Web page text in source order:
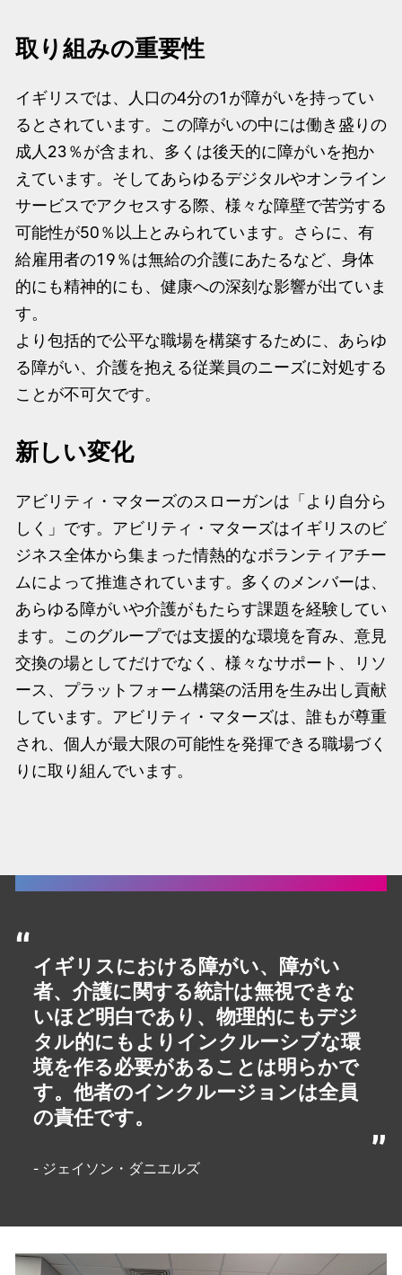
取り組みの重要性
イギリスでは、人口の4分の1が障がいを持ってい
るとされています。この障がいの中には働き盛りの
成人23％が含まれ、多くは後天的に障がいを抱か
えています。そしてあらゆるデジタルやオンライン
サービスでアクセスする際、様々な障壁で苦労する
可能性が50％以上とみられています。さらに、有
給雇用者の19％は無給の介護にあたるなど、身体
的にも精神的にも、健康への深刻な影響が出ていま
す。
より包括的で公平な職場を構築するために、あらゆ
る障がい、介護を抱える従業員のニーズに対処する
ことが不可欠です。
新しい変化
アビリティ・マターズのスローガンは「より自分ら
しく」です。アビリティ・マターズはイギリスのビ
ジネス全体から集まった情熱的なボランティアチー
ムによって推進されています。多くのメンバーは、
あらゆる障がいや介護がもたらす課題を経験してい
ます。このグループでは支援的な環境を育み、意見
交換の場としてだけでなく、様々なサポート、リソ
ース、プラットフォーム構築の活用を生み出し貢献
しています。アビリティ・マターズは、誰もが尊重
され、個人が最大限の可能性を発揮できる職場づく
りに取り組んでいます。
イギリスにおける障がい、障がい
者、介護に関する統計は無視できな
いほど明白であり、物理的にもデジ
タル的にもよりインクルーシブな環
境を作る必要があることは明らかで
す。他者のインクルージョンは全員
の責任です。
- ジェイソン・ダニエルズ